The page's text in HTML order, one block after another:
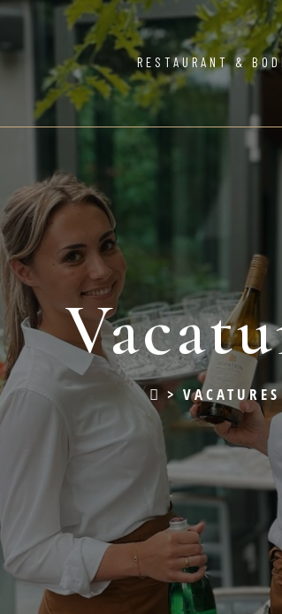
RESTAURANT &
> VACATURES